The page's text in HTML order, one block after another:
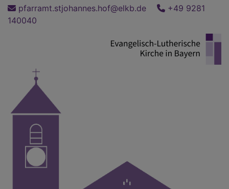
Direkt
zum
pfarramt.stjohannes.hof@elkb.de
+49 9281
140040